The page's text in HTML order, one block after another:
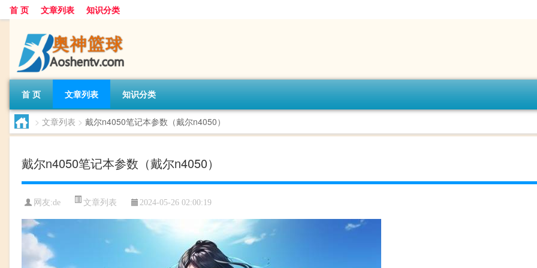
首 页 文章列表 知识分类
首 页 文章列表 知识分类
> 文章列表 > 戴尔n4050笔记本参数（戴尔n4050）
戴尔n4050笔记本参数（戴尔n4050）
网友:de 文章列表 2024-05-26 02:00:19